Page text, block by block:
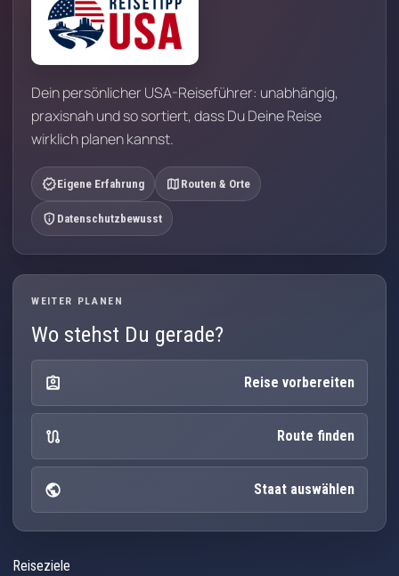
Dein persönlicher USA-Reiseführer: unabhängig,
praxisnah und so sortiert, dass Du Deine Reise
wirklich planen kannst.
verifiedEigene Erfahrung map Routen & Orte
privacy_tip Datenschutzbewusst
WEITER PLANEN
Wo stehst Du gerade?
assignment_ind Reise vorbereiten
route Route finden
public Staat auswählen
Reiseziele